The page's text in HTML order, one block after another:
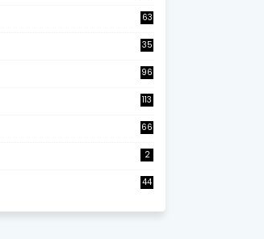
63
35
96
113
66
2
44